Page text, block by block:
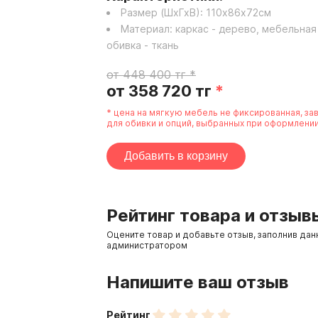
Размер (ШхГхВ): 110х86х72см
Материал: каркас - дерево,
обивка - ткань
от 448 400тг*
от 358 720 тг *
* цена на мягкую мебель не фиксированная,
для обивки и опций, выбранных при
Добавить в корзину
Рейтинг товара и
Оцените товар и добавьте отзыв, заполнив
администратором
Напишите ваш отзыв
Рейтинг